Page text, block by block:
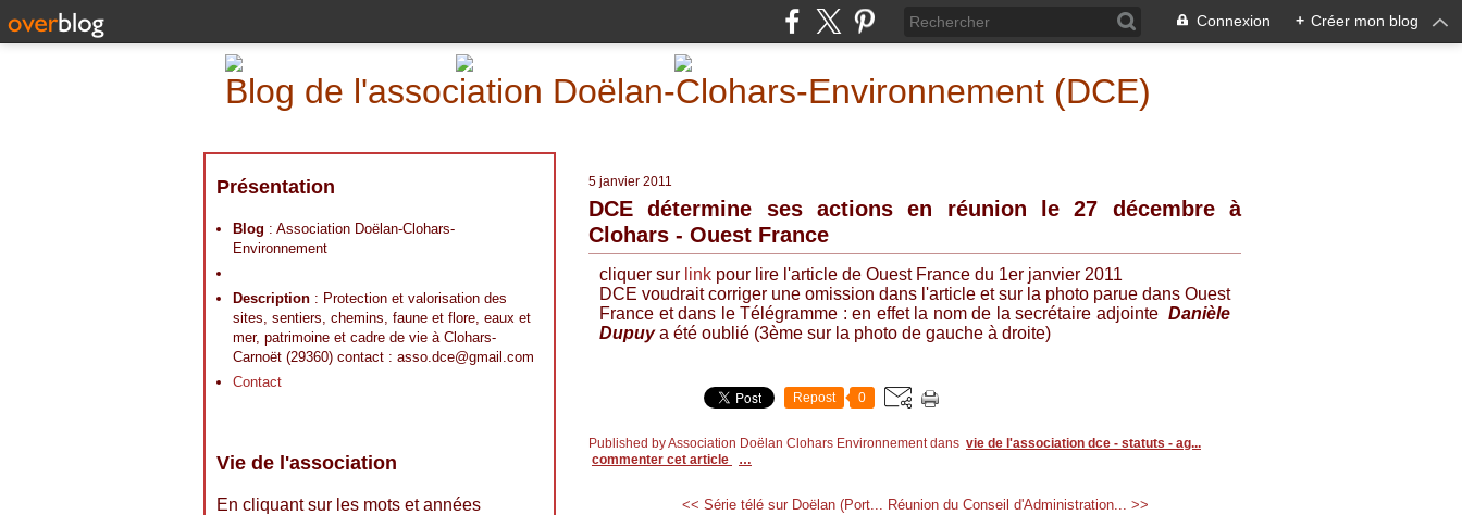
Connexion + Créer mon blog
Blog de l'association Doëlan-Clohars-Environnement (DCE)
Présentation
Blog : Association Doëlan-Clohars-
Environnement
Description : Protection et valorisation des
sites, sentiers, chemins, faune et flore, eaux et
mer, patrimoine et cadre de vie à Clohars-
Carnoët (29360) contact : asso.dce@gmail.com
Contact
Vie de l'association
En cliquant sur les mots et années
5 janvier 2011
DCE détermine ses actions en réunion le 27 décembre à
Clohars - Ouest France
cliquer sur link pour lire l'article de Ouest France du 1er janvier 2011
DCE voudrait corriger une omission dans l'article et sur la photo parue dans Ouest
France et dans le Télégramme : en effet la nom de la secrétaire adjointe Danièle
Dupuya été oublié (3ème sur la photo de gauche à droite)
Repost 0
Published by Association Doëlan Clohars Environnementdans vie de l'association dce - statuts - ag...
commenter cet article
…
<< Série télé sur Doëlan (Port... Réunion du Conseil d'Administration... >>